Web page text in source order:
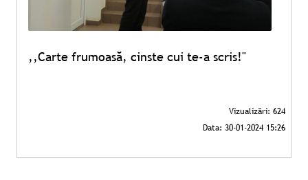
,,Carte frumoasă, cinste cui te-a scris!"